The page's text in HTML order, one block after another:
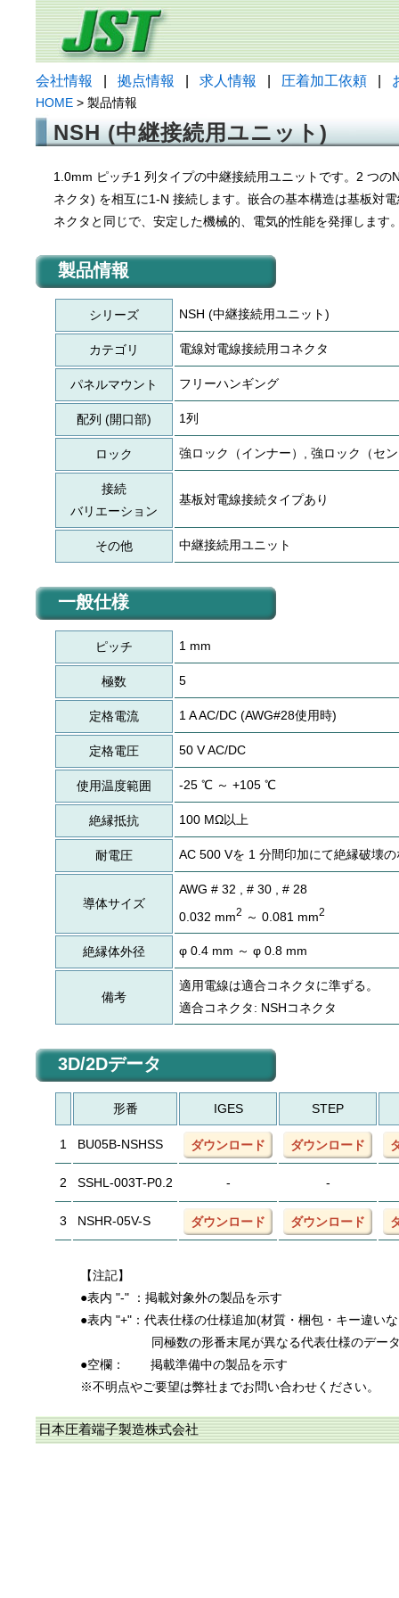
会社情報 拠点情報 求人情報 圧着加工依頼
HOME > 製品情報
NSH (中継接続用ユニット)
1.0mm ピッチ1 列タイプの中継接続用ユニットです。2 つの
ネクタ) を相互に1-N 接続します。嵌合の基本構造は基板対
ネクタと同じで、安定した機械的、電気的性能を発揮します
製品情報
シリーズ NSH (中継接続用ユニット)
カテゴリ 電線対電線接続用コネクタ
パネルマウント フリーハンギング
配列 (開口部) 1列
ロック 強ロック（インナー）, 強ロック（セ
接続
バリエーション
基板対電線接続タイプあり
その他 中継接続用ユニット
一般仕様
ピッチ 1 mm
極数 5
定格電流 1 A AC/DC (AWG#28使用時)
定格電圧 50 V AC/DC
使用温度範囲 -25 ℃ ～ +105 ℃
絶縁抵抗 100 MΩ以上
耐電圧 AC 500 Vを 1 分間印加にて絶縁破壊
導体サイズ
AWG # 32 , # 30 , # 28
0.032 mm2 ～ 0.081 mm2
絶縁体外径 φ 0.4 mm ～ φ 0.8 mm
備考
適用電線は適合コネクタに準ずる。
適合コネクタ: NSHコネクタ
3D/2Dデータ
形番 IGES STEP
1 BU05B-NSHSS ダウンロード ダウンロード
2 SSHL-003T-P0.2 - -
3 NSHR-05V-S ダウンロード ダウンロード
【注記】
●表内 "-" ：掲載対象外の製品を示す
●表内 "+"：代表仕様の仕様追加(材質・梱包・キー違い
同極数の形番末尾が異なる代表仕様のデー
●空欄：
掲載準備中の製品を示す
※不明点やご要望は弊社までお問い合わせください。
日本圧着端子製造株式会社